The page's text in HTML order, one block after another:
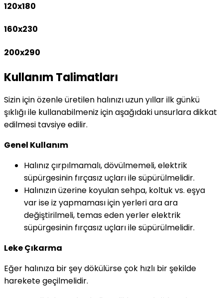
120x180
160x230
200x290
Kullanım Talimatları
Sizin için özenle üretilen halınızı uzun yıllar ilk günkü
şıklığı ile kullanabilmeniz için aşağıdaki unsurlara dikkat
edilmesi tavsiye edilir.
Genel Kullanım
Halınız çırpılmamalı, dövülmemeli, elektrik
süpürgesinin fırçasız uçları ile süpürülmelidir.
Halınızın üzerine koyulan sehpa, koltuk vs. eşya
var ise iz yapmaması için yerleri ara ara
değiştirilmeli, temas eden yerler elektrik
süpürgesinin fırçasız uçları ile süpürülmelidir.
Leke Çıkarma
Eğer halınıza bir şey dökülürse çok hızlı bir şekilde
harekete geçilmelidir.